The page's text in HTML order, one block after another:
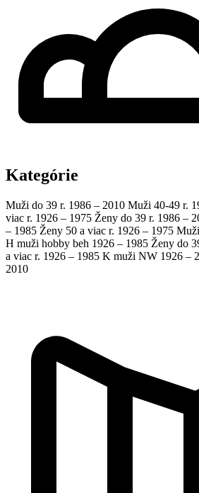
Kategórie
Muži do 39 r. 1986 – 2010 Muži 40-49 r.
viac r. 1926 – 1975 Ženy do 39 r. 1986 –
– 1985 Ženy 50 a viac r. 1926 – 1975
H muži hobby beh 1926 – 1985 Ženy do
a viac r. 1926 – 1985 K muži NW 1926 –
2010